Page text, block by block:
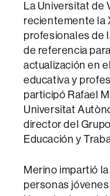
La Universitat de
recientemente la
profesionales de
de referencia
actualización en
educativa y
participó Rafael
Universitat
director del
Educación y
Merino impartió
personas